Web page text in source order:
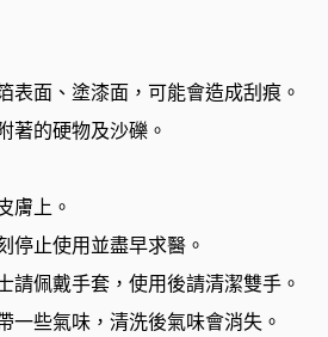
表面、塗漆面，可能會造成刮痕。
著的硬物及沙礫。
膚上。
停止使用並盡早求醫。
請佩戴手套，使用後請清潔雙手。
一些氣味，清洗後氣味會消失。